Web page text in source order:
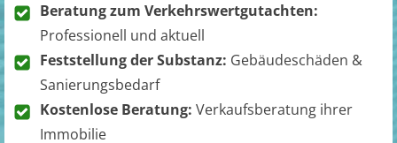
Beratung zum Verkehrswertgutachten:
Professionell und aktuell
Feststellung der Substanz: Gebäudeschäden &
Sanierungsbedarf
Kostenlose Beratung: Verkaufsberatung ihrer
Immobilie